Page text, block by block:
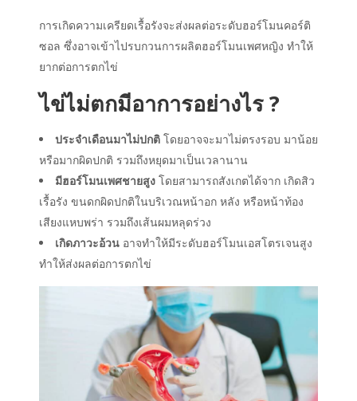
การเกิดความเครียดเรื้อรังจะส่งผลต่อระดับฮอร์โมนคอร์ติ
ซอล ซึ่งอาจเข้าไปรบกวนการผลิตฮอร์โมนเพศหญิง ทำให้
ยากต่อการตกไข่
ไข่ไม่ตกมีอาการอย่างไร ?
ประจำเดือนมาไม่ปกติ โดยอาจจะมาไม่ตรงรอบ มาน้อย
หรือมากผิดปกติ รวมถึงหยุดมาเป็นเวลานาน
มีฮอร์โมนเพศชายสูง โดยสามารถสังเกตได้จาก เกิดสิว
เรื้อรัง ขนดกผิดปกติในบริเวณหน้าอก หลัง หรือหน้าท้อง
เสียงแหบพร่า รวมถึงเส้นผมหลุดร่วง
เกิดภาวะอ้วน อาจทำให้มีระดับฮอร์โมนเอสโตรเจนสูง
ทำให้ส่งผลต่อการตกไข่